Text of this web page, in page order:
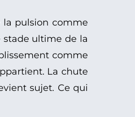
la pulsion comme
ultime de la
comme
La chute
sujet. Ce qui